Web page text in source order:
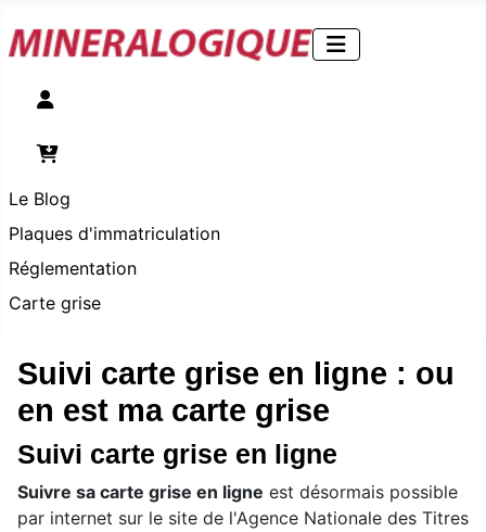
Le Blog
Plaques d'immatriculation
Réglementation
Carte grise
Suivi carte grise en ligne : ou
en est ma carte grise
Suivi carte grise en ligne
Suivre sa carte grise en ligne est désormais possible
par internet sur le site de l'Agence Nationale des Titres